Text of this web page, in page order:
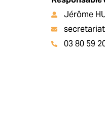
Jérôme
03 80 59